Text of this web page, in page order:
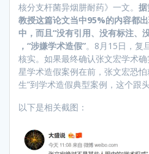
核分支杆菌异烟肼耐药》一文。
教授这篇论文当中95%的内容都
中，而且“没有引用、没有标注、
，“涉嫌学术造假”。8月15日，复
核实。如果最终确认张文宏学术
星学术造假案例在前，张文宏恐
生”到学术造假典型案例，这个跟
以下是相关截图：